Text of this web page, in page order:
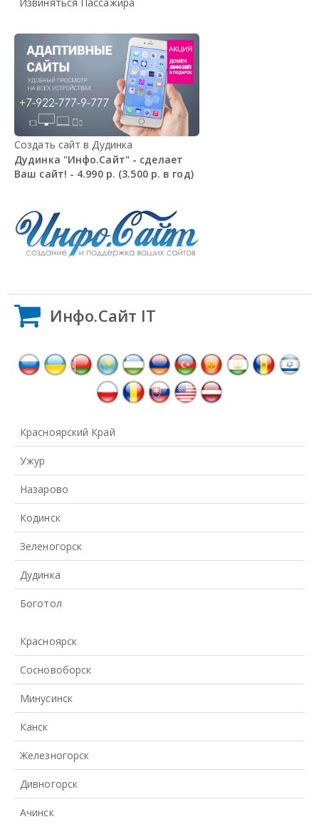
Создать сайт в Дудинка
Дудинка "Инфо.Сайт" - сделает
Ваш сайт! - 4.990 р. (3.500 р. в год)
Инфо.Сайт IT
Красноярский Край
Ужур
Назарово
Кодинск
Зеленогорск
Дудинка
Боготол
Красноярск
Сосновоборск
Минусинск
Канск
Железногорск
Дивногорск
Ачинск